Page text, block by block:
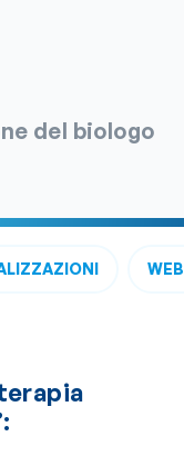
del biologo